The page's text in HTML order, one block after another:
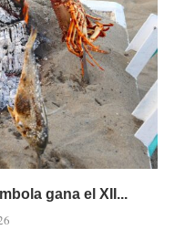
gana el XII...